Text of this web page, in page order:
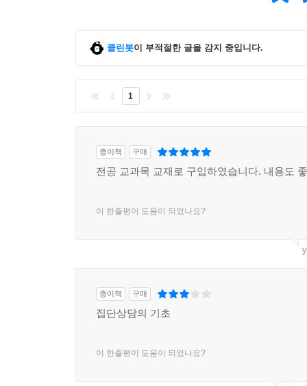
제12장 대상별 집단상담 프로그램
2. 청소년을 위한 집단상담
제13장 집단상담 프로그램 개발
3. 집단상담 프로그램의 개발 원리
제14장 집단상담 연구 동향 및 과제
1. 집단상담 연구
클린봇이 부적절한 글을 감지 중입니다.
1
종이책 구매
전공 교과목 교재로 구입하였습니다. 내용도
이 한줄평이 도움이 되었나요?
종이책 구매
집단상담의 기초
이 한줄평이 도움이 되었나요?